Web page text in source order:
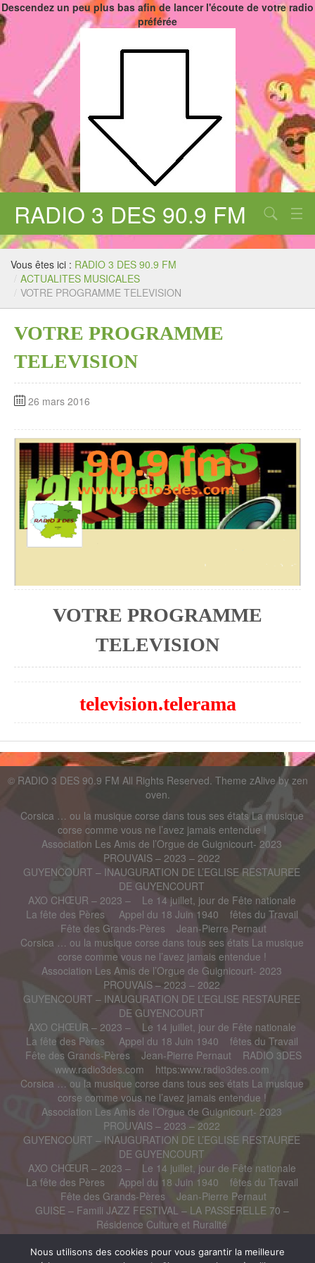
Descendez un peu plus bas afin de lancer l'écoute de votre radio
préférée
RADIO 3 DES 90.9 FM
Aucune catégorie
Chercher
Vous êtes ici : RADIO 3 DES 90.9 FM
/ ACTUALITES MUSICALES
/ VOTRE PROGRAMME TELEVISION
VOTRE PROGRAMME
TELEVISION
26 mars 2016
VOTRE PROGRAMME
TELEVISION
television.telerama
© RADIO 3 DES 90.9 FM All Rights Reserved. Theme zAlive by zen
oven.
Corsica … ou la musique corse dans tous ses états La musique
corse comme vous ne l’avez jamais entendue !
Association Les Amis de l’Orgue de Guignicourt- 2023
PROUVAIS – 2023 – 2022
GUYENCOURT – INAUGURATION DE L’EGLISE RESTAUREE
DE GUYENCOURT
AXO CHŒUR – 2023 –
Le 14 juillet, jour de Fête nationale
La fête des Pères
Appel du 18 Juin 1940
fêtes du Travail
Fête des Grands-Pères
Jean-Pierre Pernaut
Corsica … ou la musique corse dans tous ses états La musique
corse comme vous ne l’avez jamais entendue !
Association Les Amis de l’Orgue de Guignicourt- 2023
PROUVAIS – 2023 – 2022
GUYENCOURT – INAUGURATION DE L’EGLISE RESTAUREE
DE GUYENCOURT
AXO CHŒUR – 2023 –
Le 14 juillet, jour de Fête nationale
La fête des Pères
Appel du 18 Juin 1940
fêtes du Travail
Fête des Grands-Pères
Jean-Pierre Pernaut
RADIO 3DES
www.radio3des.com
https:www.radio3des.com
Corsica … ou la musique corse dans tous ses états La musique
corse comme vous ne l’avez jamais entendue !
Association Les Amis de l’Orgue de Guignicourt- 2023
PROUVAIS – 2023 – 2022
GUYENCOURT – INAUGURATION DE L’EGLISE RESTAUREE
DE GUYENCOURT
AXO CHŒUR – 2023 –
Le 14 juillet, jour de Fête nationale
La fête des Pères
Appel du 18 Juin 1940
fêtes du Travail
Fête des Grands-Pères
Jean-Pierre Pernaut
GUISE – Famili JAZZ FESTIVAL – LA PASSERELLE 70 –
Résidence Culture et Ruralité
Françoise Hardy
Budget 2025 : les subventions allouées aux radios associatives
Nous utilisons des cookies pour vous garantir la meilleure